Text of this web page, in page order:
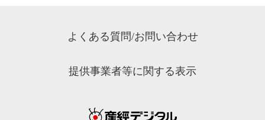
よくある質問/お問い合わせ
提供事業者等に関する表示